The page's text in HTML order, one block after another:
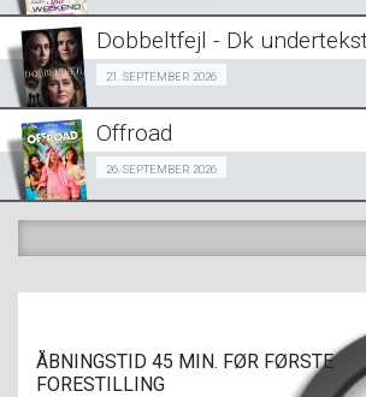
LÆS MERE
SE ALLE DAGE
LÆS MERE
Dobbeltfejl - Dk
21. SEPTEMBER 2026Forpremiere 21/09
SE ALLE DAGE
LÆS MERE
Offroad
26. SEPTEMBER 2026Snigpremiere 26/09
ÅBNINGSTID 45 MIN. FØR FØRSTE
FORESTILLING